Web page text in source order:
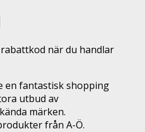
när du handlar
en fantastisk shopping
utbud av
märken.
från A-Ö.